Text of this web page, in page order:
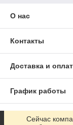
О нас
Контакты
Доставка и
График работы
Полная версия
Сейчас